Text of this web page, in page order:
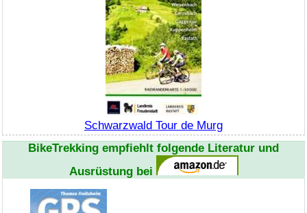
Schwarzwald Tour de Murg
BikeTrekking empfiehlt folgende Literatur und
Ausrüstung bei